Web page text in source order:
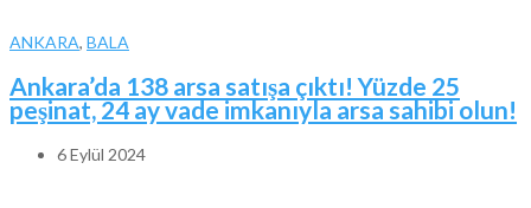
ANKARA, BALA
Ankara’da 138 arsa satışa çıktı! Yüzde 25
peşinat, 24 ay vade imkanıyla arsa sahibi olun!
6 Eylül 2024